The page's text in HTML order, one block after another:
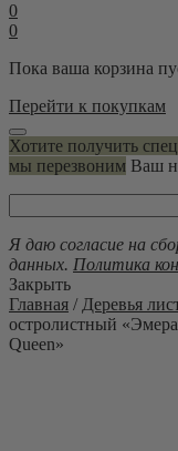
0
0
Пока ваша корзина
Перейти к покупкам
Хотите получить
мы перезвоним Ваш
Я даю согласие на
данных. Политика
Закрыть
Главная / Деревья
остролистный
Queen»